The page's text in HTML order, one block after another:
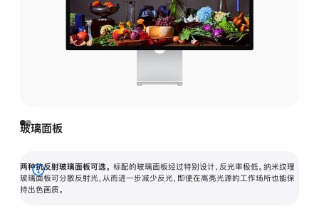
玻璃面板
两种抗反射玻璃面板可选。 标配的玻璃面板经过特别设计，反光率极低。纳米纹理
玻璃面板可分散反射光，从而进一步减少反光，即使在高亮光源的工作场所也能保
持出色画质。
展
开